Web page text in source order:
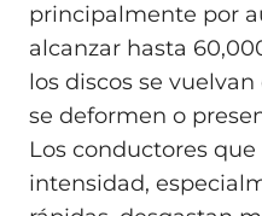
principalmente por
alcanzar hasta
los discos se
se deformen o
Los conductores
intensidad,